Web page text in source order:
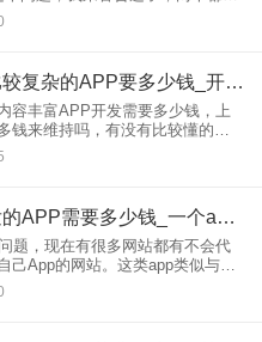
apicloud靠谱。ide开发工具
键是hbu
一个功能多比较复杂的APP要多少钱_开发的app需要维护吗
容丰富APP开发需要多少钱，上
钱来维持吗，有没有比较懂的，
内容丰富？APP开发的费用主要
杂程度来算，因为功能复杂开发
一个原生开发的APP需要多少钱_一个app开发需要几个程序员
题，现在有很多网站都有不会代
己App的网站。这类app类似与模
依附别人的平台开发，感觉就像
开店的感觉，之前是免费开发，